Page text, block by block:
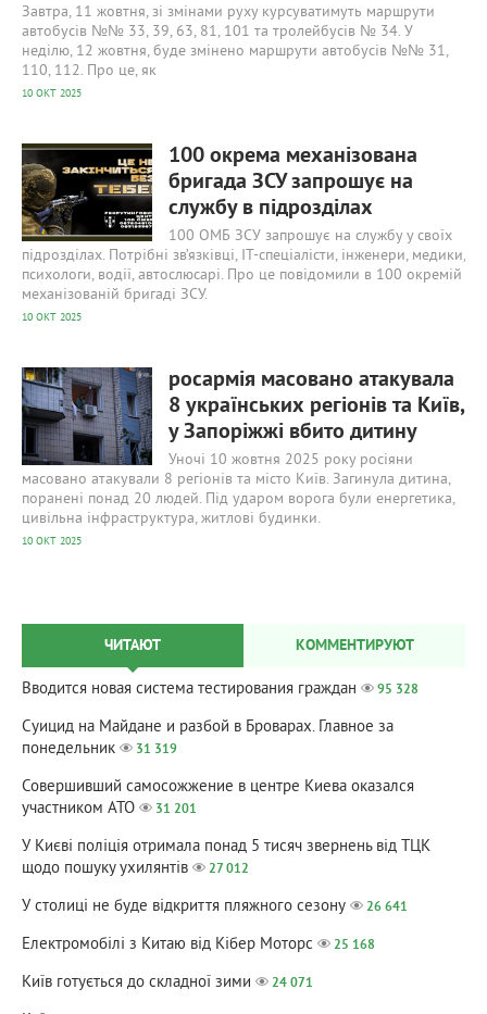
Завтра, 11 жовтня, зі змінами руху курсуватимуть маршрути
автобусів №№ 33, 39, 63, 81, 101 та тролейбусів № 34. У
неділю, 12 жовтня, буде змінено маршрути автобусів №№ 31,
110, 112. Про це, як
10 ОКТ 2025
100 окрема механізована
бригада ЗСУ запрошує на
службу в підрозділах
100 ОМБ ЗСУ запрошує на службу у своїх
підрозділах. Потрібні зв’язківці, IT-спеціалісти, інженери, медики,
психологи, водії, автослюсарі. Про це повідомили в 100 окремій
механізованій бригаді ЗСУ.
10 ОКТ 2025
росармія масовано атакувала
8 українських регіонів та Київ,
у Запоріжжі вбито дитину
Уночі 10 жовтня 2025 року росіяни
масовано атакували 8 регіонів та місто Київ. Загинула дитина,
поранені понад 20 людей. Під ударом ворога були енергетика,
цивільна інфраструктура, житлові будинки.
10 ОКТ 2025
ЧИТАЮТ КОММЕНТИРУЮТ
Вводится новая система тестирования граждан 95 328
Суицид на Майдане и разбой в Броварах. Главное за
понедельник
31 319
Совершивший самосожжение в центре Киева оказался
участником АТО
31 201
У Києві поліція отримала понад 5 тисяч звернень від ТЦК
щодо пошуку ухилянтів
27 012
У столиці не буде відкриття пляжного сезону 26 641
Електромобілі з Китаю від Кібер Моторс 25 168
Київ готується до складної зими 24 071